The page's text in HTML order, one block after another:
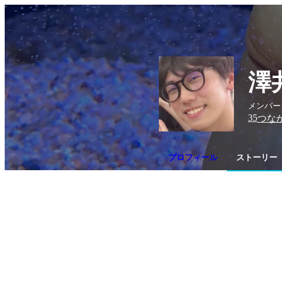
澤
メンバ
35つな
プロフィール ストーリー